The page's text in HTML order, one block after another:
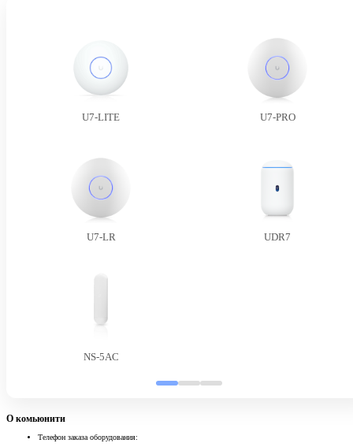
U7-LITE U7-PRO
U7-LR UDR7
NS-5AC
О комьюнити
Телефон заказа оборудования: